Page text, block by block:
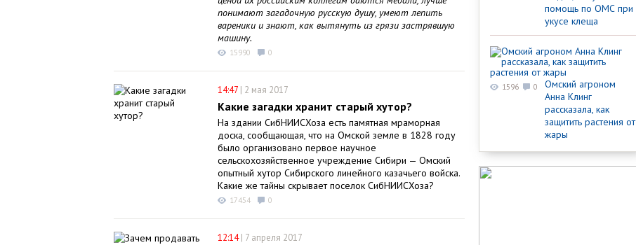
понимают загадочную русскую душу, умеют лепить
вареники и знают, как вытянуть из грязи застрявшую
машину.
15990 0
14:47 | 2 мая 2017
Какие загадки хранит старый хутор?
На здании СибНИИСХоза есть памятная мраморная
доска, сообщающая, что на Омской земле в 1828 году
было организовано первое научное
сельскохозяйственное учреждение Сибири — Омский
опытный хутор Сибирского линейного казачьего войска.
Какие же тайны скрывает поселок СибНИИСХоза?
17454 0
12:14 | 7 апреля 2017
помощь по ОМС при
укусе клеща
Омский агроном
Анна Клинг
рассказала, как
защитить растения от
жары
1596 0